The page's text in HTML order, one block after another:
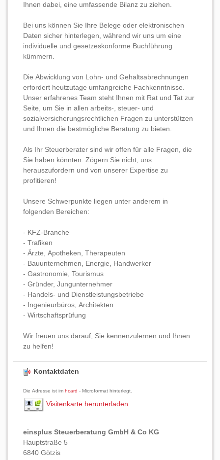
Ihnen dabei, eine umfassende Bilanz zu ziehen.
Bei uns können Sie Ihre Belege oder elektronischen
Daten sicher hinterlegen, während wir uns um eine
individuelle und gesetzeskonforme Buchführung
kümmern.
Die Abwicklung von Lohn- und Gehaltsabrechnungen
erfordert heutzutage umfangreiche Fachkenntnisse.
Unser erfahrenes Team steht Ihnen mit Rat und Tat zur
Seite, um Sie in allen arbeits-, steuer- und
sozialversicherungsrechtlichen Fragen zu unterstützen
und Ihnen die bestmögliche Beratung zu bieten.
Als Ihr Steuerberater sind wir offen für alle Fragen, die
Sie haben könnten. Zögern Sie nicht, uns
herauszufordern und von unserer Expertise zu
profitieren!
Unsere Schwerpunkte liegen unter anderem in
folgenden Bereichen:
- KFZ-Branche
- Trafiken
- Ärzte, Apotheken, Therapeuten
- Bauunternehmen, Energie, Handwerker
- Gastronomie, Tourismus
- Gründer, Jungunternehmer
- Handels- und Dienstleistungsbetriebe
- Ingenieurbüros, Architekten
- Wirtschaftsprüfung
Wir freuen uns darauf, Sie kennenzulernen und Ihnen
zu helfen!
Kontaktdaten
Die Adresse ist im hcard - Microformat hinterlegt.
Visitenkarte herunterladen
einsplus Steuerberatung GmbH & Co KG
Hauptstraße 5
6840 Götzis